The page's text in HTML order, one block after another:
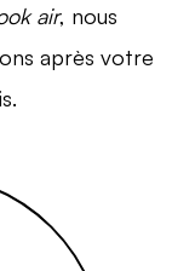
air, nous
après votre